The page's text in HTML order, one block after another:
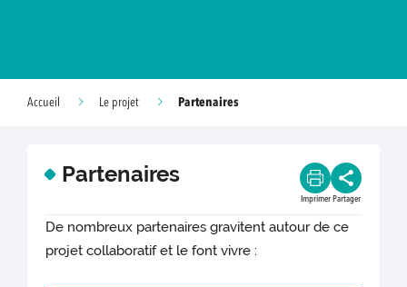
Accueil Le projet Partenaires
Partenaires
Imprimer Partager
De nombreux partenaires gravitent autour de ce
projet collaboratif et le font vivre :